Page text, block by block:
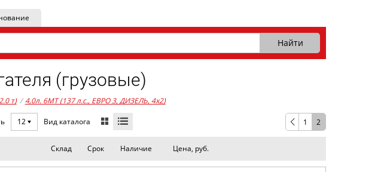
(грузовые)
т) / 4,0л. 6MT (137 л.с., ЕВРО 3, ДИЗЕЛЬ, 4x2)
12 Вид каталога 1 2
Склад Срок Наличие Цена, руб.